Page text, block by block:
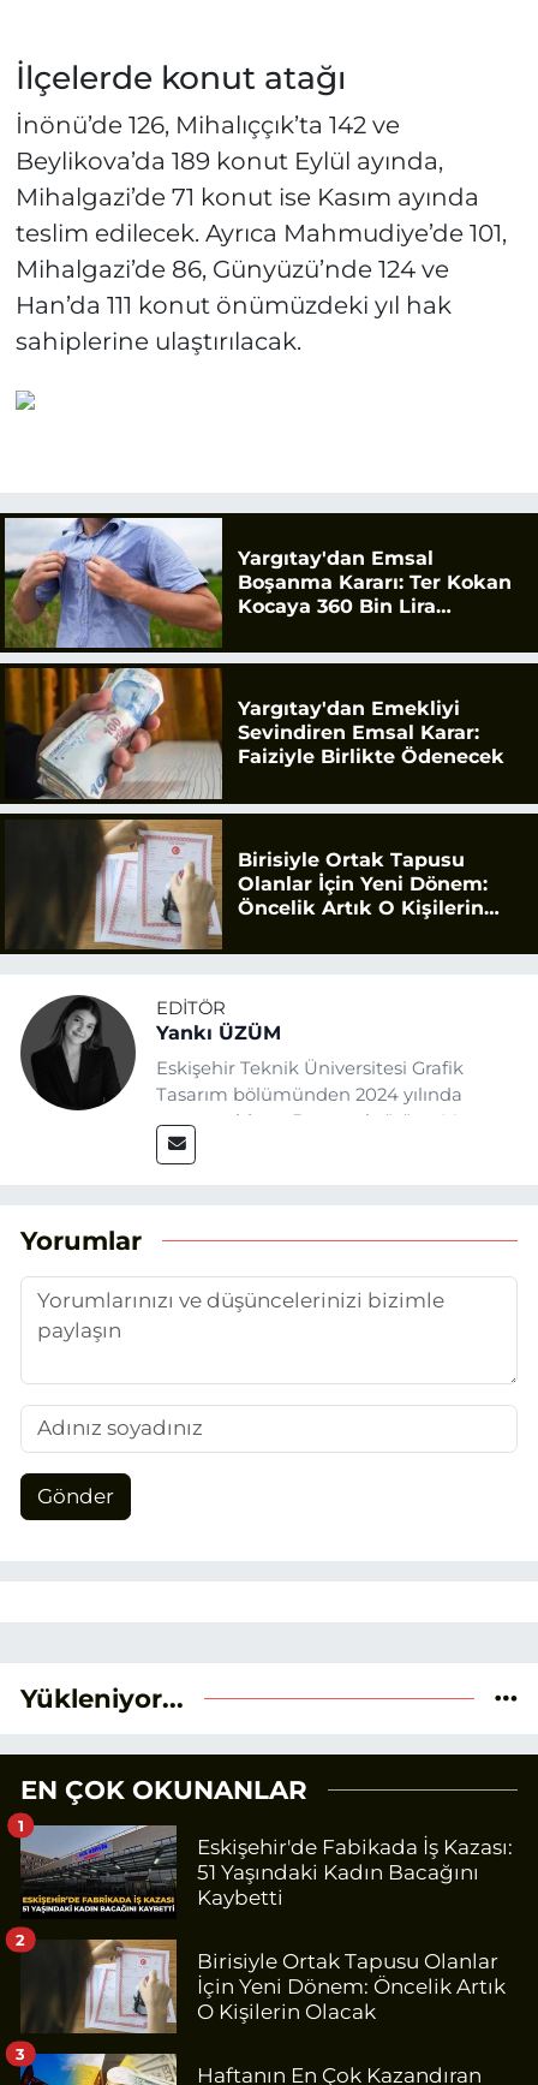
İlçelerde konut atağı
İnönü’de 126, Mihalıççık’ta 142 ve
Beylikova’da 189 konut Eylül ayında,
Mihalgazi’de 71 konut ise Kasım ayında
teslim edilecek. Ayrıca Mahmudiye’de 101,
Mihalgazi’de 86, Günyüzü’nde 124 ve
Han’da 111 konut önümüzdeki yıl hak
sahiplerine ulaştırılacak.
Yargıtay'dan Emsal
Boşanma Kararı: Ter Kokan
Kocaya 360 Bin Lira
Yargıtay'dan Emekliyi
Sevindiren Emsal Karar:
Faiziyle Birlikte Ödenecek
Birisiyle Ortak Tapusu
Olanlar İçin Yeni Dönem:
Öncelik Artık O Kişilerin
EDITÖR
Yankı ÜZÜM
Eskişehir Teknik Üniversitesi Grafik
Tasarım bölümünden 2024 yılında
mezun oldum. Basın sektörüne Mayıs
2025’te Eskişehir Haber Ajansı ile adım
aktarmayı hedefliyorum.
Yorumlar
Gönder
Yükleniyor...
EN ÇOK OKUNANLAR
Eskişehir'de Fabikada İş Kazası:
51 Yaşındaki Kadın Bacağını
Kaybetti
1
Birisiyle Ortak Tapusu Olanlar
İçin Yeni Dönem: Öncelik Artık
O Kişilerin Olacak
2
Haftanın En Çok Kazandıran
3